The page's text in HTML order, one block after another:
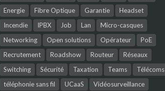
Energie
Fibre Optique Garantie
Headset
Incendie
IPBX Job Lan
Micro-casques
Networking
Open solutions Opérateur
PoE
Recrutement
Roadshow Routeur
Réseaux
Switching
Sécurité Taxation Teams
Télécoms
téléphonie sans fil
UCaaS Vidéosurveillance